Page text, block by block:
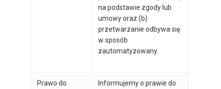
na podstawie zgody lub
umowy oraz (b)
przetwarzanie odbywa się
w sposób
zautomatyzowany.
Prawo do
Informujemy o prawie do